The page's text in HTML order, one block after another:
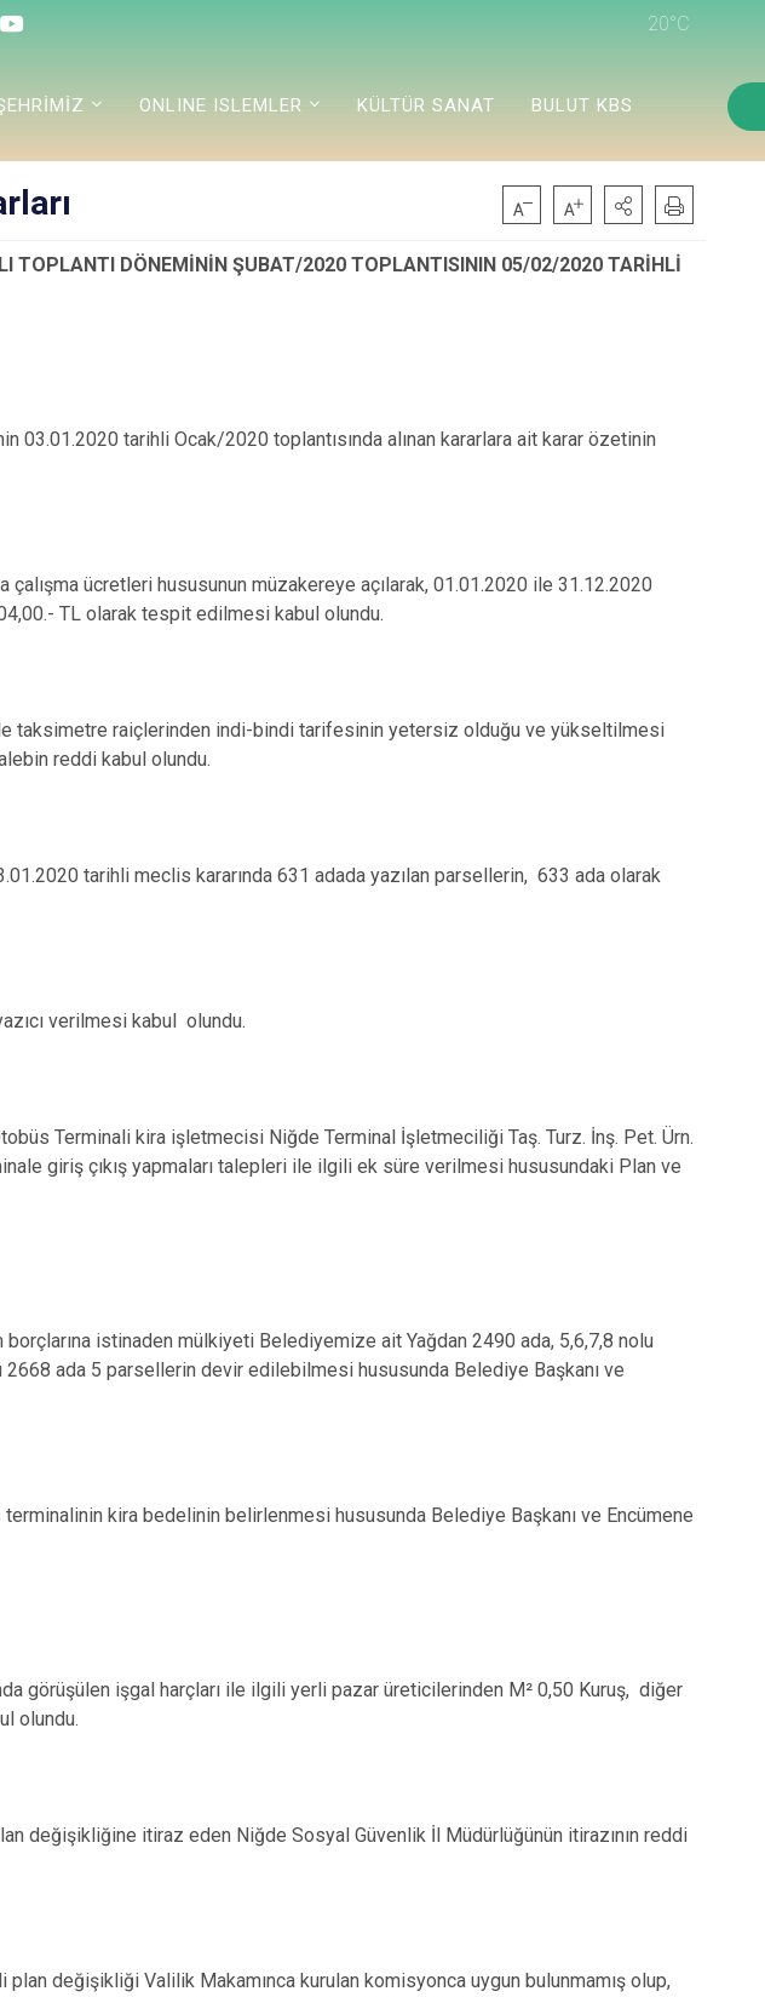
20°C
ONLINE ISLEMLER KÜLTÜR SANAT BULUT KBS
TOPLANTI DÖNEMİNİN ŞUBAT/2020 TOPLANTISININ 05/02/2020 TARİHLİ
03.01.2020 tarihli Ocak/2020 toplantısında alınan kararlara ait karar özetinin
ücretleri hususunun müzakereye açılarak, 01.01.2020 ile 31.12.2020
TL olarak tespit edilmesi kabul olundu.
ile taksimetre raiçlerinden indi-bindi tarifesinin yetersiz olduğu ve yükseltilmesi
reddi kabul olundu.
tarihli meclis kararında 631 adada yazılan parsellerin, 633 ada olarak
verilmesi kabul olundu.
Terminali kira işletmecisi Niğde Terminal İşletmeciliği Taş. Turz. İnş. Pet. Ürn.
giriş çıkış yapmaları talepleri ile ilgili ek süre verilmesi hususundaki Plan ve
istinaden mülkiyeti Belediyemize ait Yağdan 2490 ada, 5,6,7,8 nolu
2668 ada 5 parsellerin devir edilebilmesi hususunda Belediye Başkanı ve
kira bedelinin belirlenmesi hususunda Belediye Başkanı ve Encümene
görüşülen işgal harçları ile ilgili yerli pazar üreticilerinden M² 0,50 Kuruş, diğer
olundu.
değişikliğine itiraz eden Niğde Sosyal Güvenlik İl Müdürlüğünün itirazının reddi
değişikliği Valilik Makamınca kurulan komisyonca uygun bulunmamış olup,